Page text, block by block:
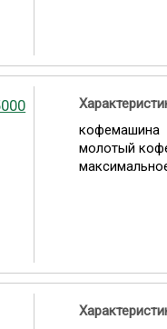
кофемашина
молотый